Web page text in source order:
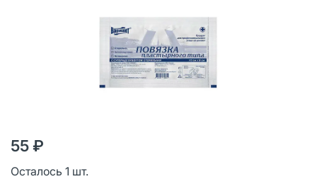
55 ₽
Осталось 1 шт.